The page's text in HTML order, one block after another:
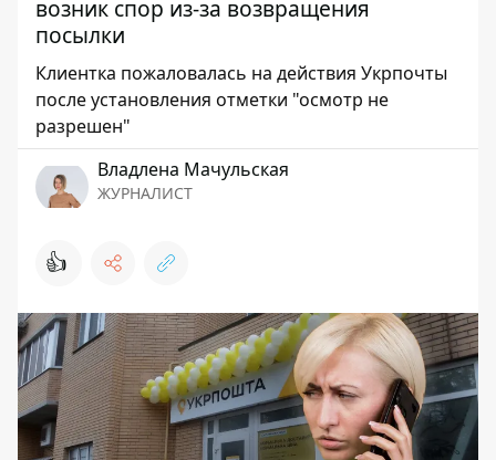
возник спор из-за возвращения
посылки
Клиентка пожаловалась на действия Укрпочты
после установления отметки "осмотр не
разрешен"
Владлена Мачульская
ЖУРНАЛИСТ
👍